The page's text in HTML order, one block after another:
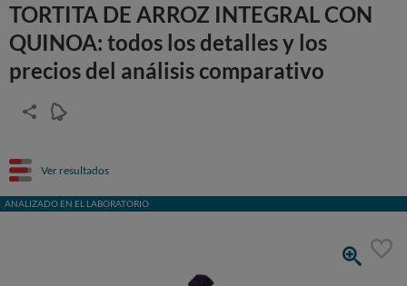
TORTITA DE ARROZ INTEGRAL CON
QUINOA: todos los detalles y los
precios del análisis comparativo
Ver resultados
ANALIZADO EN EL LABORATORIO